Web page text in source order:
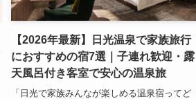
【2026年最新】日光温泉で家族旅行
におすすめの宿7選｜子連れ歓迎・露
天風呂付き客室で安心の温泉旅
「日光で家族みんなが楽しめる温泉宿ってど